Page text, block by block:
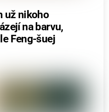
už nikoho
na barvu,
Feng-šuej